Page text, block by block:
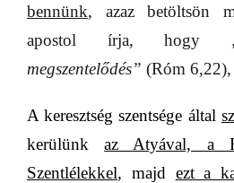
bennünk, azaz betöltsön
apostol írja, hogy
megszentelődés” (Róm 6,22),
A keresztség szentsége által
kerülünkaz Atyával, a
Szentlélekkel, majd ezt a